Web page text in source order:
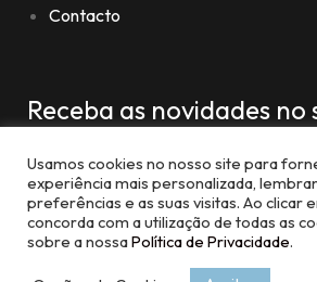
Contacto
Receba as novidades no
Usamos cookies no nosso site para
experiência mais personalizada,
preferências e as suas visitas. Ao clicar
concorda com a utilização de todas as
sobre a nossaPolítica de Privacidade.